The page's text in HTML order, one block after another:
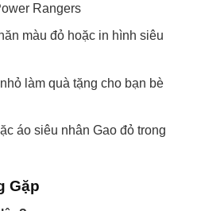
Rangers
màu đỏ hoặc in hình siêu
làm quà tặng cho bạn bè
áo siêu nhân Gao đỏ trong
Gặp